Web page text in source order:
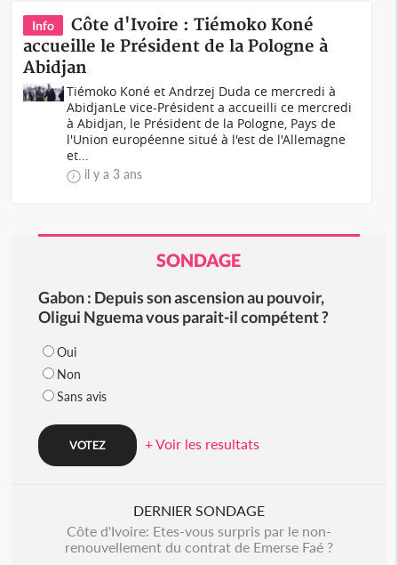
Info
Côte d'Ivoire : Tiémoko Koné
accueille le Président de la Pologne à
Abidjan
Tiémoko Koné et Andrzej Duda ce mercredi à
AbidjanLe vice-Président a accueilli ce mercredi
à Abidjan, le Président de la Pologne, Pays de
l'Union européenne situé à l'est de l'Allemagne
et...
il y a 3 ans
SONDAGE
Gabon : Depuis son ascension au pouvoir,
Oligui Nguema vous parait-il compétent ?
Oui
Non
Sans avis
+ Voir les resultats
DERNIER SONDAGE
Côte d'Ivoire: Etes-vous surpris par le non-
renouvellement du contrat de Emerse Faé ?